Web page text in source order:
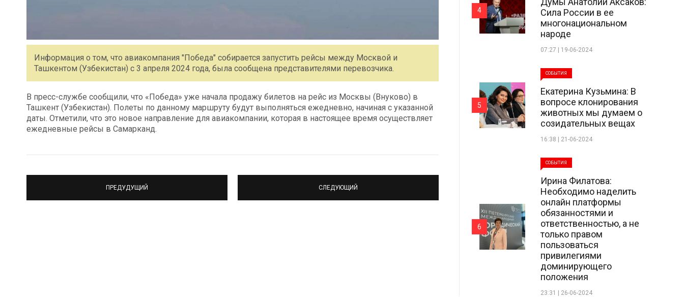
Информация о том, что авиакомпания "Победа" собирается запустить рейсы между Москвой и
Ташкентом (Узбекистан) с 3 апреля 2024 года, была сообщена представителями перевозчика.
В пресс-службе сообщили, что «Победа» уже начала продажу билетов на рейс из Москвы (Внуково) в
Ташкент (Узбекистан). Полеты по данному маршруту будут выполняться ежедневно, начиная с указанной
даты. Отметили, что это новое направление для авиакомпании, которая в настоящее время осуществляет
ежедневные рейсы в Самарканд.
ПРЕДУДУЩИЙ СЛЕДУЮЩИЙ
Сила России в ее
многонациональном
народе
07:27 | 19-06-2024
4
СОБЫТИЯ
Екатерина Кузьмина: В
вопросе клонирования
животных мы думаем о
созидательных вещах
16:38 | 21-06-2024
5
СОБЫТИЯ
Ирина Филатова:
Необходимо наделить
онлайн платформы
обязанностями и
ответственностью, а не
только правом
пользоваться
привилегиями
доминирующего
положения
23:31 | 26-06-2024
6